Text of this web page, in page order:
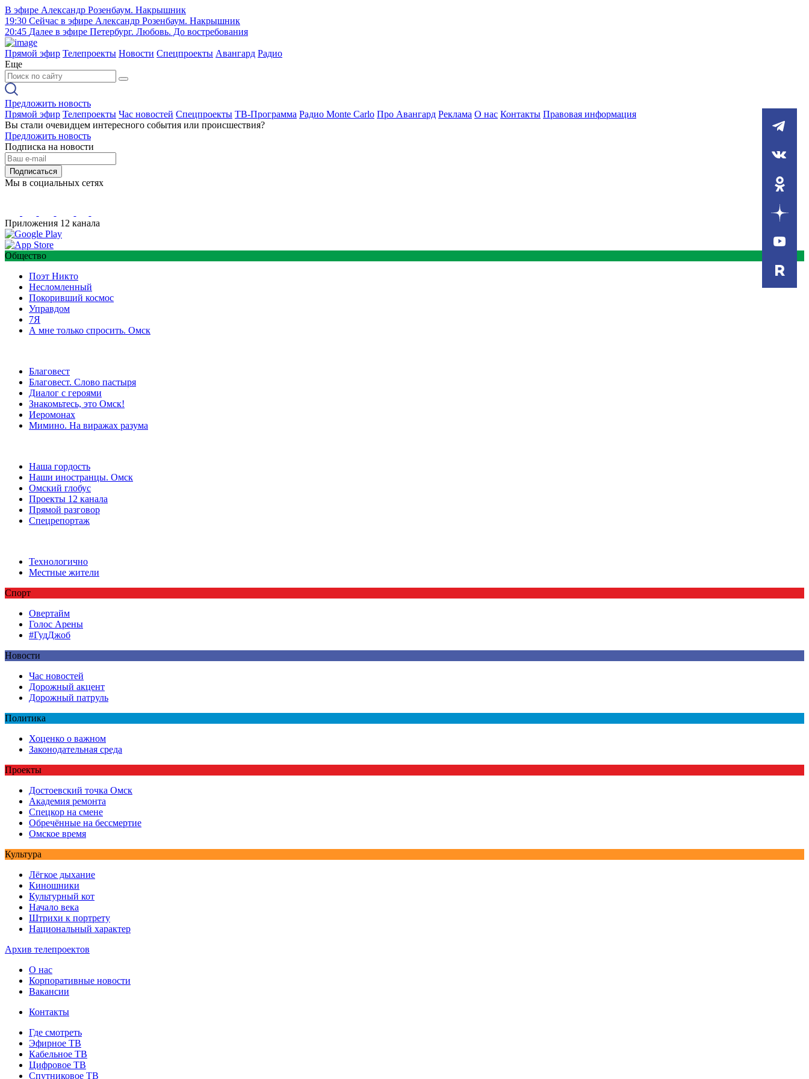
В эфире Александр Розенбаум. Накрышник
19:30 Сейчас в эфире Александр Розенбаум. Накрышник
20:45 Далее в эфире Петербург. Любовь. До востребования
Прямой эфир Телепроекты Новости Спецпроекты Авангард Радио
Еще
Предложить новость
Прямой эфир Телепроекты Час новостей Спецпроекты ТВ-Программа Радио Monte Carlo Про Авангард Реклама О нас Контакты Правовая информация
Вы стали очевидцем интересного события или происшествия?
Предложить новость
Подписка на новости
Подписаться
Мы в социальных сетях
Приложения 12 канала
Общество
Поэт Никто
Несломленный
Покоривший космос
Управдом
7Я
А мне только спросить. Омск
Благовест
Благовест. Слово пастыря
Диалог с героями
Знакомьтесь, это Омск!
Иеромонах
Мимино. На виражах разума
Наша гордость
Наши иностранцы. Омск
Омский глобус
Проекты 12 канала
Прямой разговор
Спецрепортаж
Технологично
Местные жители
Спорт
Овертайм
Голос Арены
#ГудДжоб
Новости
Час новостей
Дорожный акцент
Дорожный патруль
Политика
Хоценко о важном
Законодательная среда
Проекты
Достоевский точка Омск
Академия ремонта
Спецкор на смене
Обречённые на бессмертие
Омское время
Культура
Лёгкое дыхание
Киношники
Культурный кот
Начало века
Штрихи к портрету
Национальный характер
Архив телепроектов
О нас
Корпоративные новости
Вакансии
Контакты
Где смотреть
Эфирное ТВ
Кабельное ТВ
Цифровое ТВ
Спутниковое ТВ